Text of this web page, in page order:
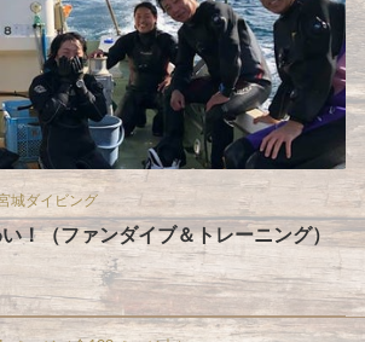
城ダイビング
！（ファンダイブ＆トレーニング）